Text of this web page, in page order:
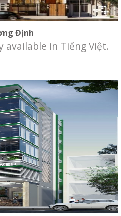
Định
in Tiếng Việt.